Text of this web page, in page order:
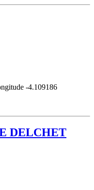
-4.109186
DELCHET